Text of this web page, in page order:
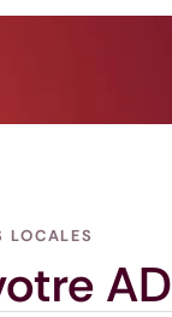
LOCALES